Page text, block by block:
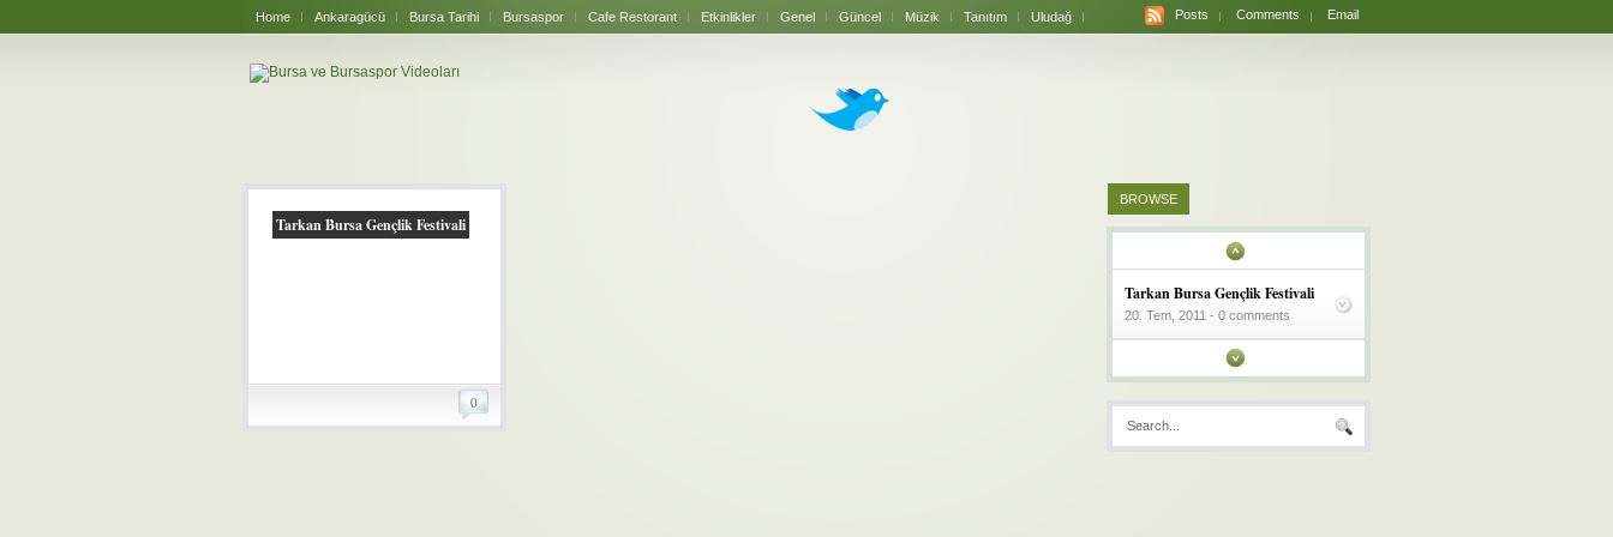
Home Ankaragücü Bursa Tarihi Bursaspor Cafe Restorant Etkinlikler Genel Güncel Müzik Tanıtım Uludağ Posts Comments Email
Tarkan Bursa Gençlik Festivali
0
BROWSE
Tarkan Bursa Gençlik Festivali
20. Tem, 2011 - 0 comments